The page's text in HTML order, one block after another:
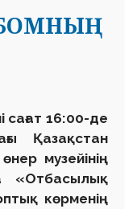
сағат 16:00-де
Қазақстан
музейінің
«Отбасылық
көрменің